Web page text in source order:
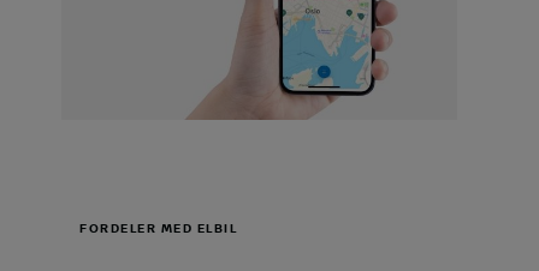
FORDELER MED ELBIL